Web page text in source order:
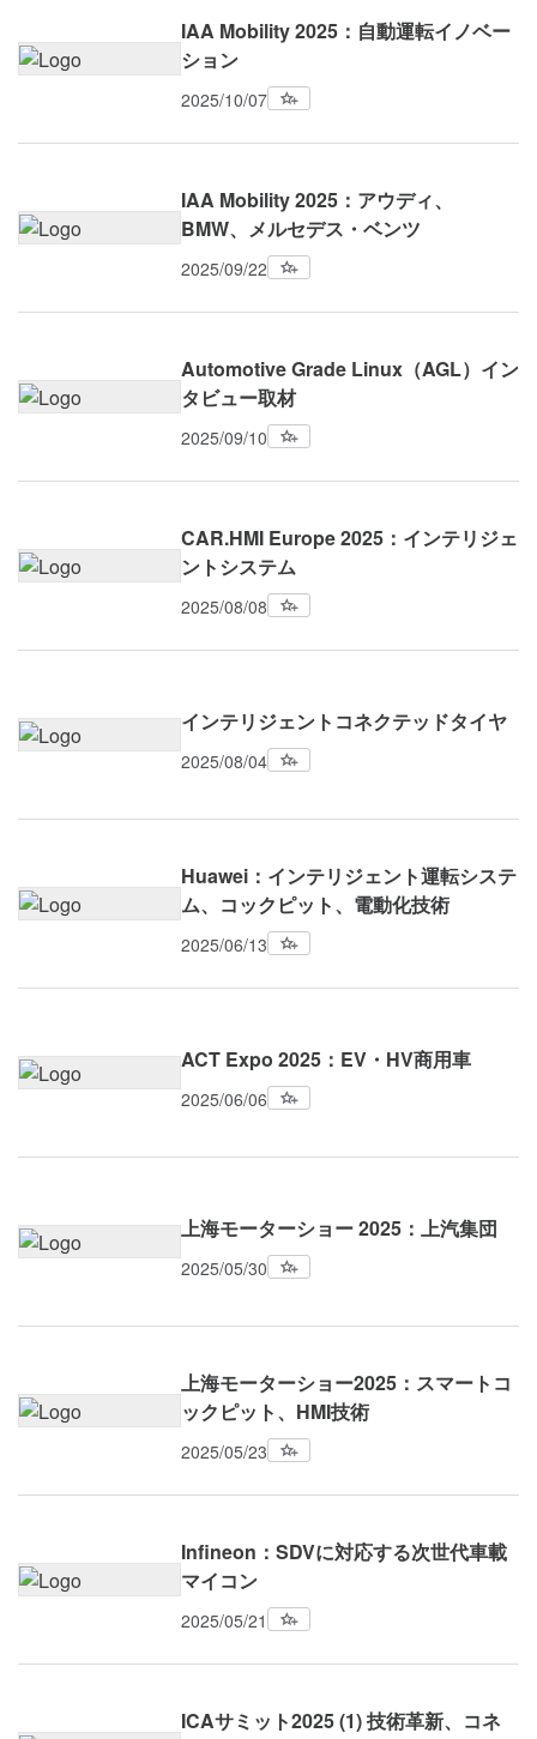
IAA Mobility 2025：自動運転イノベー
ション
2025/10/07
IAA Mobility 2025：アウディ、
BMW、メルセデス・ベンツ
2025/09/22
Automotive Grade Linux（AGL）イン
タビュー取材
2025/09/10
CAR.HMI Europe 2025：インテリジェ
ントシステム
2025/08/08
インテリジェントコネクテッドタイヤ
2025/08/04
Huawei：インテリジェント運転システ
ム、コックピット、電動化技術
2025/06/13
ACT Expo 2025：EV・HV商用車
2025/06/06
上海モーターショー 2025：上汽集団
2025/05/30
上海モーターショー2025：スマートコ
ックピット、HMI技術
2025/05/23
Infineon：SDVに対応する次世代車載
マイコン
2025/05/21
ICAサミット2025 (1) 技術革新、コネ